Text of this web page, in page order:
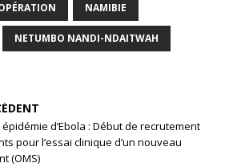
NAMIBIE
NETUMBO NANDI-NDAITWAH
épidémie d’Ebola : Début de recrutement
pour l’essai clinique d’un nouveau
(OMS)